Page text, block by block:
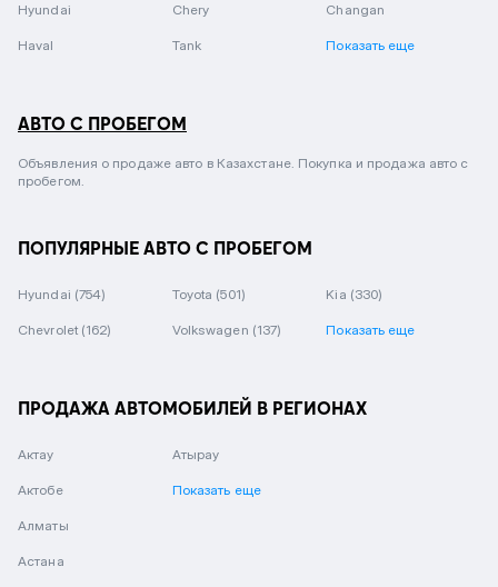
Hyundai Chery Changan
Haval Tank Показать еще
АВТО С ПРОБЕГОМ
Объявления о продаже авто в Казахстане. Покупка и продажа авто с
пробегом.
ПОПУЛЯРНЫЕ АВТО С ПРОБЕГОМ
Hyundai (754) Toyota (501) Kia (330)
Chevrolet (162) Volkswagen (137) Показать еще
ПРОДАЖА АВТОМОБИЛЕЙ В РЕГИОНАХ
Актау
Актобе
Алматы
Астана
Атырау
Показать еще